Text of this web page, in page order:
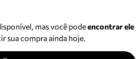
mas você podeencontrar ele
sua compra ainda hoje.